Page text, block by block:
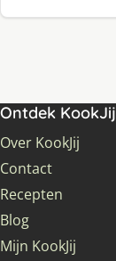
Ontdek KookJij
Over KookJij
Contact
Recepten
Blog
Mijn KookJij